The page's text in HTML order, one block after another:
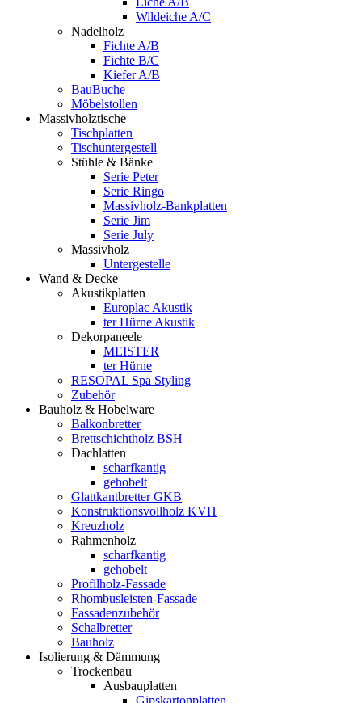
Wildeiche A/C
Nadelholz
Fichte A/B
Fichte B/C
Kiefer A/B
BauBuche
Möbelstollen
Massivholztische
Tischplatten
Tischuntergestell
Stühle & Bänke
Serie Peter
Serie Ringo
Massivholz-Bankplatten
Serie Jim
Serie July
Massivholz
Untergestelle
Wand & Decke
Akustikplatten
Europlac Akustik
ter Hürne Akustik
Dekorpaneele
MEISTER
ter Hürne
RESOPAL Spa Styling
Zubehör
Bauholz & Hobelware
Balkonbretter
Brettschichtholz BSH
Dachlatten
scharfkantig
gehobelt
Glattkantbretter GKB
Konstruktionsvollholz KVH
Kreuzholz
Rahmenholz
scharfkantig
gehobelt
Profilholz-Fassade
Rhombusleisten-Fassade
Fassadenzubehör
Schalbretter
Bauholz
Isolierung & Dämmung
Trockenbau
Ausbauplatten
Gipskartonplatten